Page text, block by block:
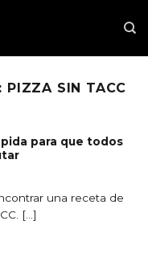
PIZZA SIN TACC
para que todos
una receta de
[...]